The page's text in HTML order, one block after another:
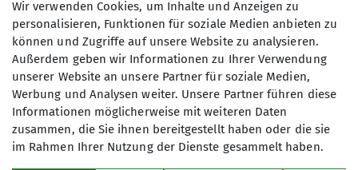
Maximale Teilnehmeranzahl
10
Wir verwenden Cookies, um Inhalte und Anzeigen zu
personalisieren, Funktionen für soziale Medien anbieten zu
können und Zugriffe auf unsere Website zu analysieren.
Außerdem geben wir Informationen zu Ihrer Verwendung
unserer Website an unsere Partner für soziale Medien,
Werbung und Analysen weiter. Unsere Partner führen diese
Informationen möglicherweise mit weiteren Daten
zusammen, die Sie ihnen bereitgestellt haben oder die sie
im Rahmen Ihrer Nutzung der Dienste gesammelt haben.